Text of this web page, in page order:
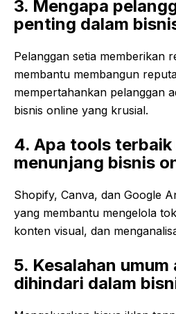
3. Mengapa
penting dalam
Pelanggan setia memberikan
membantu membangun
mempertahankan pelanggan
bisnis online yang krusial.
4. Apa tools
menunjang bisnis
Shopify, Canva, dan Google
yang membantu mengelola
konten visual, dan
5. Kesalahan
dihindari dalam